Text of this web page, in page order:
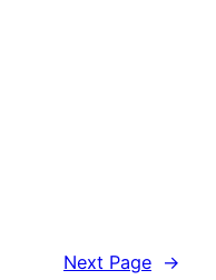
Next Page →